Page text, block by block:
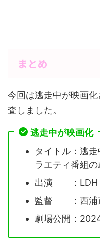
まとめ
今回は逃走中が映画
査しました。
逃走中が映画化
タイトル：逃
ラエティ番組の
出演 ：LDH・
監督 ：西浦
劇場公開：